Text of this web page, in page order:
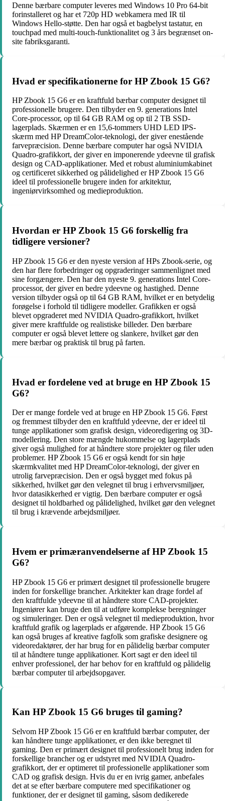
Denne bærbare computer leveres med Windows 10 Pro 64-bit
forinstalleret og har et 720p HD webkamera med IR til
Windows Hello-støtte. Den har også et bagbelyst tastatur, en
touchpad med multi-touch-funktionalitet og 3 års begrænset on-
site fabriksgaranti.
Hvad er specifikationerne for HP Zbook 15 G6?
HP Zbook 15 G6 er en kraftfuld bærbar computer designet til
professionelle brugere. Den tilbyder en 9. generations Intel
Core-processor, op til 64 GB RAM og op til 2 TB SSD-
lagerplads. Skærmen er en 15,6-tommers UHD LED IPS-
skærm med HP DreamColor-teknologi, der giver enestående
farvepræcision. Denne bærbare computer har også NVIDIA
Quadro-grafikkort, der giver en imponerende ydeevne til grafisk
design og CAD-applikationer. Med et robust aluminiumkabinet
og certificeret sikkerhed og pålidelighed er HP Zbook 15 G6
ideel til professionelle brugere inden for arkitektur,
ingeniørvirksomhed og medieproduktion.
Hvordan er HP Zbook 15 G6 forskellig fra
tidligere versioner?
HP Zbook 15 G6 er den nyeste version af HPs Zbook-serie, og
den har flere forbedringer og opgraderinger sammenlignet med
sine forgængere. Den har den nyeste 9. generations Intel Core-
processor, der giver en bedre ydeevne og hastighed. Denne
version tilbyder også op til 64 GB RAM, hvilket er en betydelig
forøgelse i forhold til tidligere modeller. Grafikken er også
blevet opgraderet med NVIDIA Quadro-grafikkort, hvilket
giver mere kraftfulde og realistiske billeder. Den bærbare
computer er også blevet lettere og slankere, hvilket gør den
mere bærbar og praktisk til brug på farten.
Hvad er fordelene ved at bruge en HP Zbook 15
G6?
Der er mange fordele ved at bruge en HP Zbook 15 G6. Først
og fremmest tilbyder den en kraftfuld ydeevne, der er ideel til
tunge applikationer som grafisk design, videoredigering og 3D-
modellering. Den store mængde hukommelse og lagerplads
giver også mulighed for at håndtere store projekter og filer uden
problemer. HP Zbook 15 G6 er også kendt for sin høje
skærmkvalitet med HP DreamColor-teknologi, der giver en
utrolig farvepræcision. Den er også bygget med fokus på
sikkerhed, hvilket gør den velegnet til brug i erhvervsmiljøer,
hvor datasikkerhed er vigtig. Den bærbare computer er også
designet til holdbarhed og pålidelighed, hvilket gør den velegnet
til brug i krævende arbejdsmiljøer.
Hvem er primæranvendelserne af HP Zbook 15
G6?
HP Zbook 15 G6 er primært designet til professionelle brugere
inden for forskellige brancher. Arkitekter kan drage fordel af
den kraftfulde ydeevne til at håndtere store CAD-projekter.
Ingeniører kan bruge den til at udføre komplekse beregninger
og simuleringer. Den er også velegnet til medieproduktion, hvor
kraftfuld grafik og lagerplads er afgørende. HP Zbook 15 G6
kan også bruges af kreative fagfolk som grafiske designere og
videoredaktører, der har brug for en pålidelig bærbar computer
til at håndtere tunge applikationer. Kort sagt er den ideel til
enhver professionel, der har behov for en kraftfuld og pålidelig
bærbar computer til arbejdsopgaver.
Kan HP Zbook 15 G6 bruges til gaming?
Selvom HP Zbook 15 G6 er en kraftfuld bærbar computer, der
kan håndtere tunge applikationer, er den ikke beregnet til
gaming. Den er primært designet til professionelt brug inden for
forskellige brancher og er udstyret med NVIDIA Quadro-
grafikkort, der er optimeret til professionelle applikationer som
CAD og grafisk design. Hvis du er en ivrig gamer, anbefales
det at se efter bærbare computere med specifikationer og
funktioner, der er designet til gaming, såsom dedikerede